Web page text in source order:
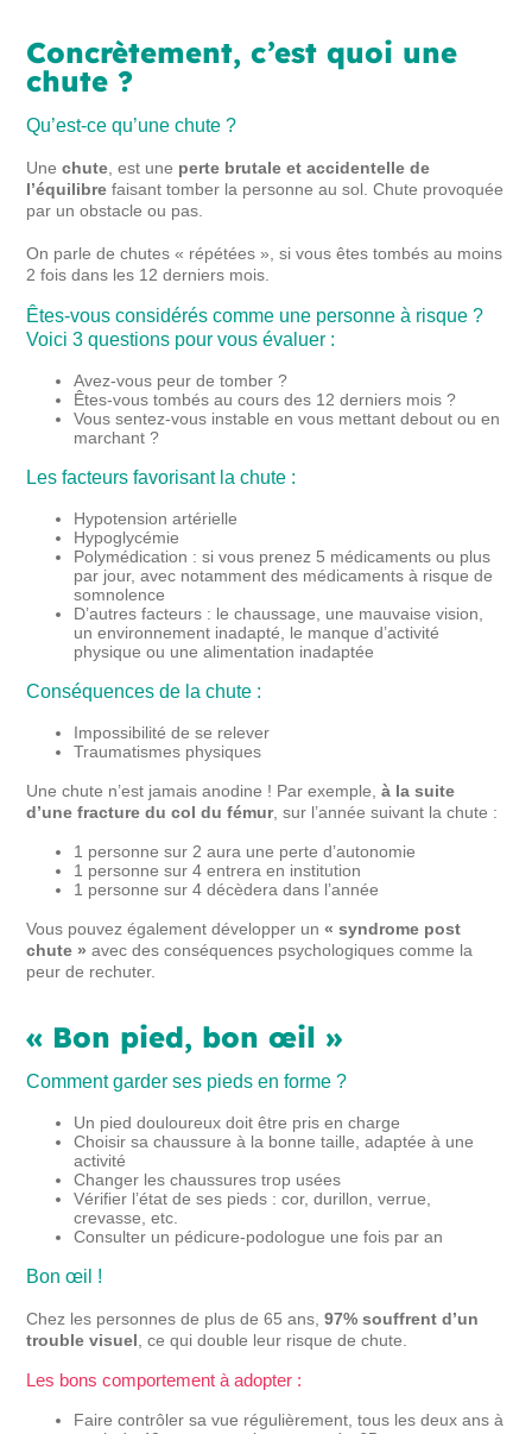
Concrètement, c’est quoi une
chute ?
Qu’est-ce qu’une chute ?
Unechute , est une perte brutale et accidentelle de
l’équilibre faisant tomber la personne au sol. Chute provoquée
par un obstacle ou pas.
On parle de chutes « répétées », si vous êtes tombés au moins
2 fois dans les 12 derniers mois.
Êtes-vous considérés comme une personne à risque ?
Voici 3 questions pour vous évaluer :
Avez-vous peur de tomber ?
Êtes-vous tombés au cours des 12 derniers mois ?
Vous sentez-vous instable en vous mettant debout ou en
marchant ?
Les facteurs favorisant la chute :
Hypotension artérielle
Hypoglycémie
Polymédication : si vous prenez 5 médicaments ou plus
par jour, avec notamment des médicaments à risque de
somnolence
D’autres facteurs : le chaussage, une mauvaise vision,
un environnement inadapté, le manque d’activité
physique ou une alimentation inadaptée
Conséquences de la chute :
Impossibilité de se relever
Traumatismes physiques
Une chute n’est jamais anodine ! Par exemple,à la suite
d’une fracture du col du fémur, sur l’année suivant la chute :
1 personne sur 2 aura une perte d’autonomie
1 personne sur 4 entrera en institution
1 personne sur 4 décèdera dans l’année
Vous pouvez également développer un« syndrome post
chute » avec des conséquences psychologiques comme la
peur de rechuter.
« Bon pied, bon œil »
Comment garder ses pieds en forme ?
Un pied douloureux doit être pris en charge
Choisir sa chaussure à la bonne taille, adaptée à une
activité
Changer les chaussures trop usées
Vérifier l’état de ses pieds : cor, durillon, verrue,
crevasse, etc.
Consulter un pédicure-podologue une fois par an
Bon œil !
Chez les personnes de plus de 65 ans,97% souffrent d’un
trouble visuel , ce qui double leur risque de chute.
Les bons comportement à adopter :
Faire contrôler sa vue régulièrement, tous les deux ans à